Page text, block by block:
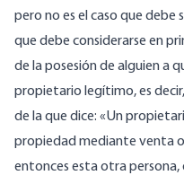
pero no es el caso que debe
que debe considerarse en
de la posesión de alguien a
propietario legítimo, es
de la que dice: «Un
propiedad mediante venta
entonces esta otra persona,